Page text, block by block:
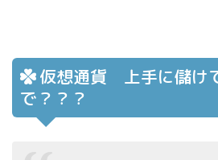
仮想通貨 上手に儲け
で？？？